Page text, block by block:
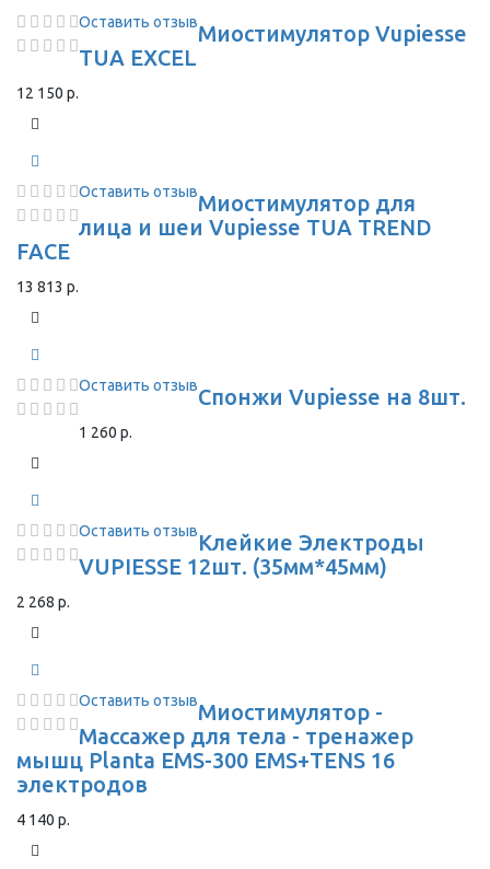
Оставить отзывМиостимулятор Vupiesse
TUA EXCEL
12 150 р.
Оставить отзывМиостимулятор для
лица и шеи Vupiesse TUA TREND
FACE
13 813 р.
Оставить отзывСпонжи Vupiesse на 8шт.
1 260 р.
Оставить отзывКлейкие Электроды
VUPIESSE 12шт. (35мм*45мм)
2 268 р.
Оставить отзывМиостимулятор -
Массажер для тела - тренажер
мышц Planta EMS-300 EMS+TENS 16
электродов
4 140 р.